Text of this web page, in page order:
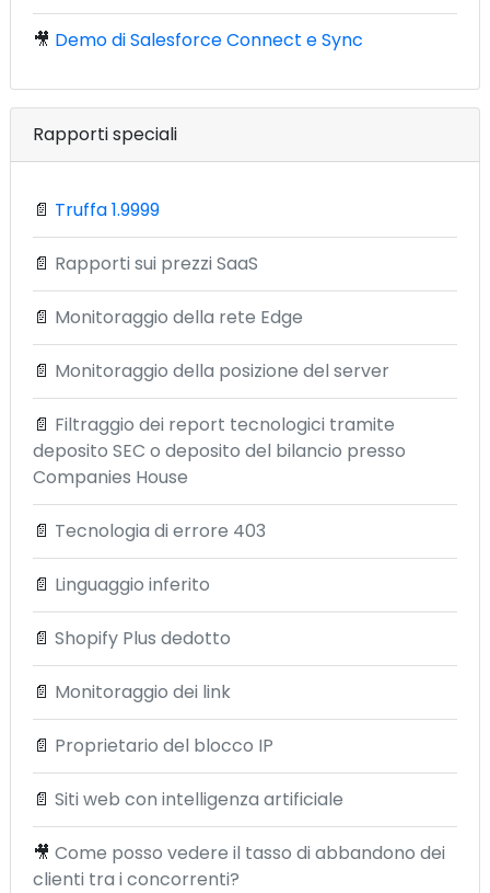
🎥 Demo di Salesforce Connect e Sync
Rapporti speciali
📄 Truffa 1.9999
📄 Rapporti sui prezzi SaaS
📄 Monitoraggio della rete Edge
📄 Monitoraggio della posizione del server
📄 Filtraggio dei report tecnologici tramite
deposito SEC o deposito del bilancio presso
Companies House
📄 Tecnologia di errore 403
📄 Linguaggio inferito
📄 Shopify Plus dedotto
📄 Monitoraggio dei link
📄 Proprietario del blocco IP
📄 Siti web con intelligenza artificiale
🎥 Come posso vedere il tasso di abbandono dei
clienti tra i concorrenti?